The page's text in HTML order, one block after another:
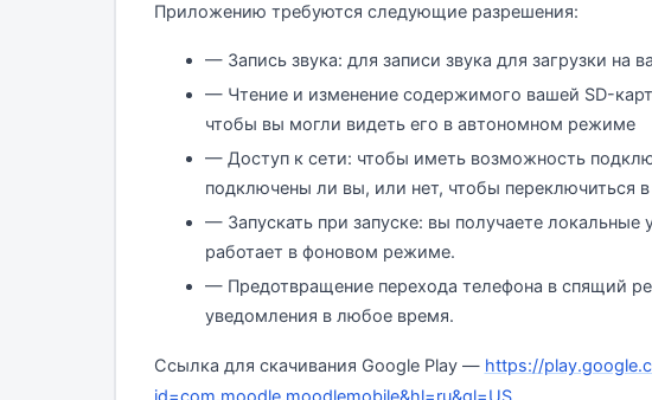
Приложению требуются следующие разрешения:
— Запись звука: для записи звука для загрузки на
— Чтение и изменение содержимого вашей SD-
чтобы вы могли видеть его в автономном режиме
— Доступ к сети: чтобы иметь возможность
подключены ли вы, или нет, чтобы переключиться
— Запускать при запуске: вы получаете
работает в фоновом режиме.
— Предотвращение перехода телефона в спящий
уведомления в любое время.
Ссылка для скачивания Google Play — https://